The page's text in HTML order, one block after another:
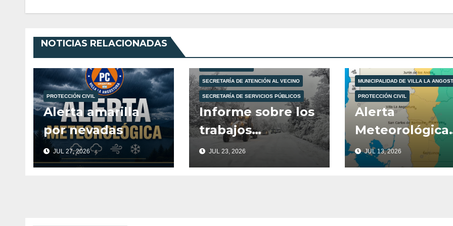
NOTICIAS RELACIONADAS
PROTECCIÓN CIVIL
Alerta amarilla
por nevadas
JUL 27, 2026
SECRETARÍA DE ATENCIÓN AL VECINO
SECRETARÍA DE SERVICIOS PÚBLICOS
Informe sobre los
trabajos
desplegados en el
marco del
JUL 23, 2026
MUNICIPALIDAD DE VILLA LA
PROTECCIÓN CIVIL
Alerta
Meteorológica
para este lunes
de Julio.
JUL 13, 2026